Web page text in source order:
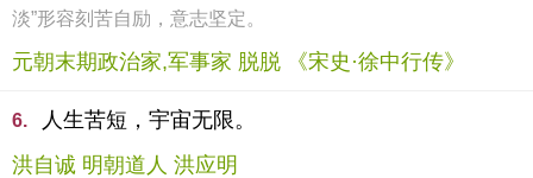
淡”形容刻苦自励，意志坚定。
元朝末期政治家,军事家 脱脱 《宋史·徐中行传》
6.
人生苦短，宇宙无限。
洪自诚 明朝道人 洪应明